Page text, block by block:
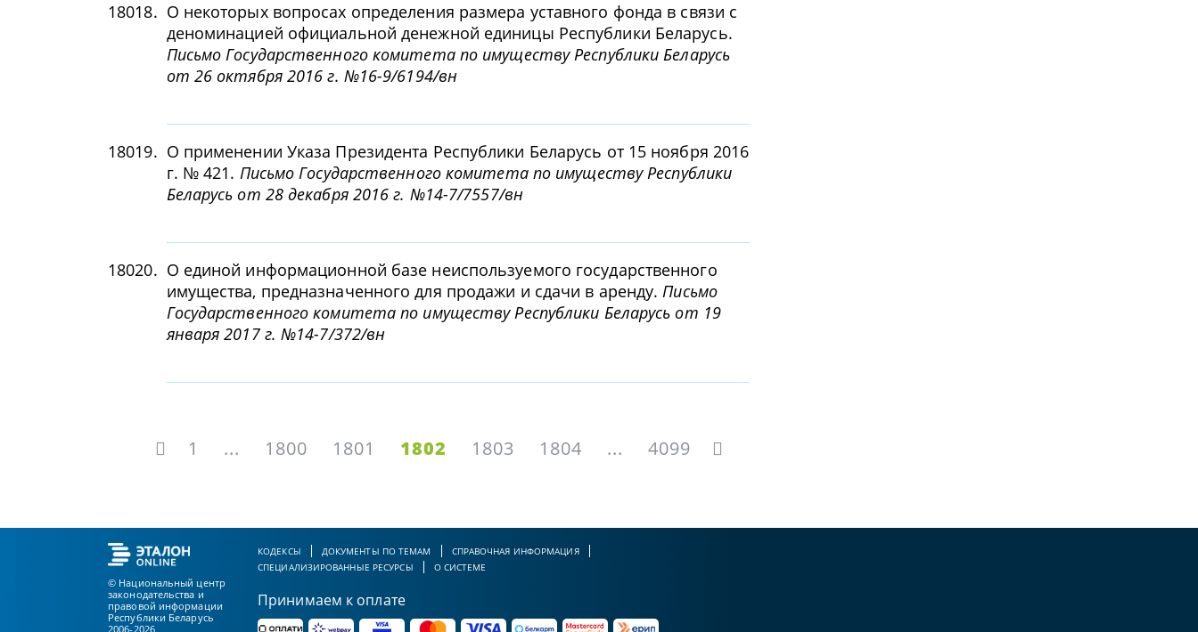
18018. О некоторых вопросах определения размера уставного фонда в связи с
деноминацией официальной денежной единицы Республики Беларусь.
Письмо Государственного комитета по имуществу Республики Беларусь
от 26 октября 2016 г. №16-9/6194/вн
18019. О применении Указа Президента Республики Беларусь от 15 ноября 2016
г. № 421. Письмо Государственного комитета по имуществу Республики
Беларусь от 28 декабря 2016 г. №14-7/7557/вн
18020. О единой информационной базе неиспользуемого государственного
имущества, предназначенного для продажи и сдачи в аренду.Письмо
Государственного комитета по имуществу Республики Беларусь от 19
января 2017 г. №14-7/372/вн
1 ... 1800 1801 1802 1803 1804 ... 4099
© Национальный центр
законодательства и
правовой информации
Республики Беларусь
2006-2026
КОДЕКСЫ ДОКУМЕНТЫ ПО ТЕМАМ
СПРАВОЧНАЯ ИНФОРМАЦИЯ
СПЕЦИАЛИЗИРОВАННЫЕ РЕСУРСЫ
О СИСТЕМЕ
Принимаем к оплате